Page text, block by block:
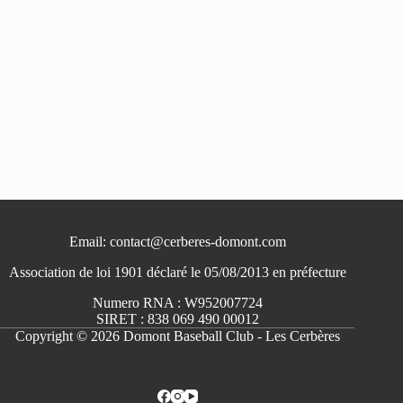
Email: contact@cerberes-domont.com
Association de loi 1901 déclaré le 05/08/2013 en préfecture
Numero RNA : W952007724
SIRET : 838 069 490 00012
Copyright © 2026 Domont Baseball Club - Les Cerbères